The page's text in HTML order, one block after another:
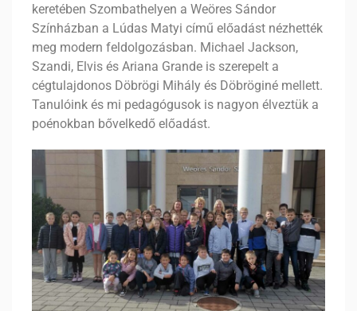
keretében Szombathelyen a Weöres Sándor
Színházban a Lúdas Matyi című előadást nézhették
meg modern feldolgozásban. Michael Jackson,
Szandi, Elvis és Ariana Grande is szerepelt a
cégtulajdonos Döbrögi Mihály és Döbröginé mellett.
Tanulóink és mi pedagógusok is nagyon élveztük a
poénokban bővelkedő előadást.